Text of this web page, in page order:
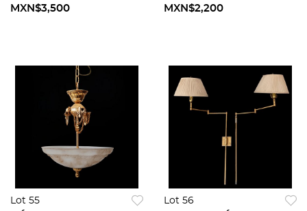
de una luz cada uno.
MXN$3,500
con elementos
MXN$2,200
Lot 55 Lot 56